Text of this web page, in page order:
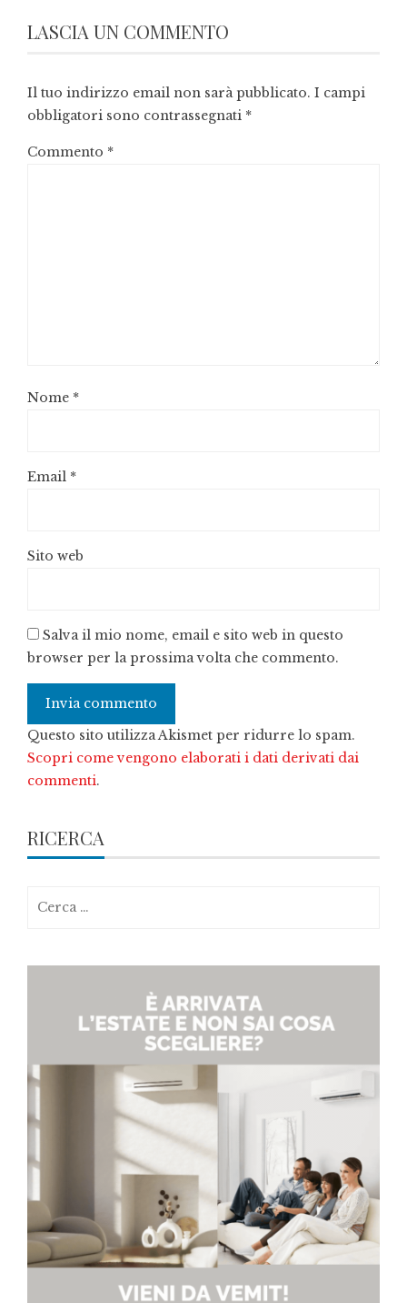
LASCIA UN COMMENTO
Il tuo indirizzo email non sarà pubblicato. I campi
obbligatori sono contrassegnati *
Commento *
Nome *
Email *
Sito web
Salva il mio nome, email e sito web in questo
browser per la prossima volta che commento.
Questo sito utilizza Akismet per ridurre lo spam.
Scopri come vengono elaborati i dati derivati dai
commenti.
RICERCA